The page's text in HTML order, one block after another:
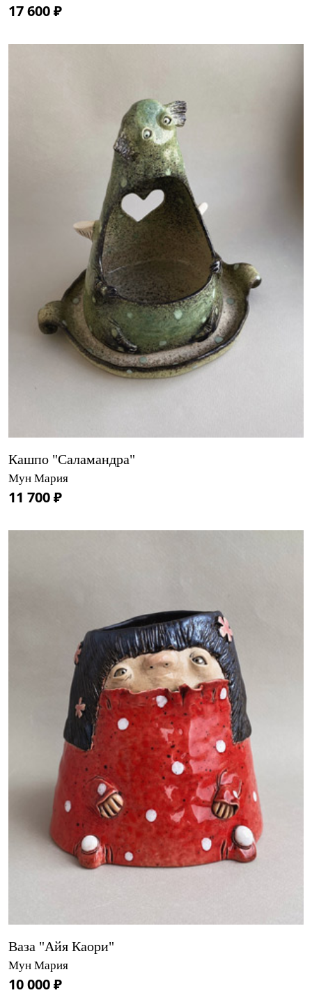
17 600 ₽
Кашпо "Саламандра"
Мун Мария
11 700 ₽
Ваза "Айя Каори"
Мун Мария
10 000 ₽